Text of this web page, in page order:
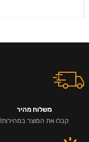
משלוח מהיר
קבלו את המוצר במהירות!